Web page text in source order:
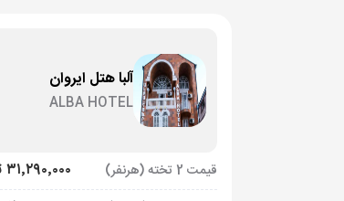
آلبا هتل ایروان
ALBA HOTEL
قیمت 2 تخته (هرنفر) ۳۱٬۲۹۰٬۰۰۰ تومان